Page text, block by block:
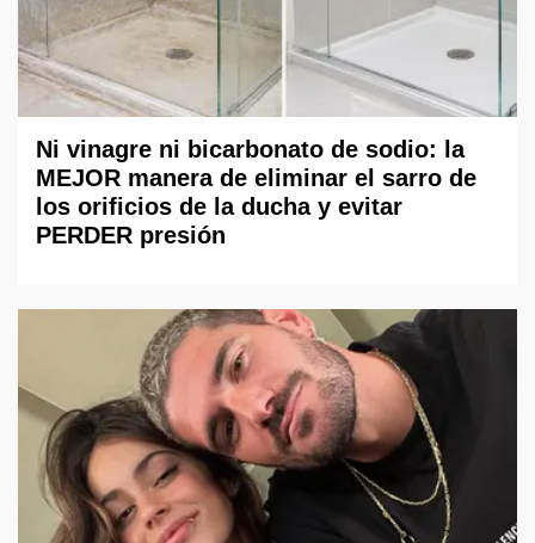
Ni vinagre ni bicarbonato de sodio: la
MEJOR manera de eliminar el sarro de
los orificios de la ducha y evitar
PERDER presión